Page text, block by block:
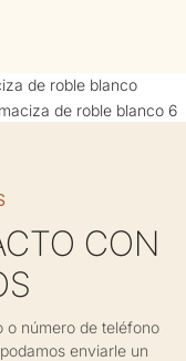
de roble blanco
CON
o número de teléfono
enviarle un